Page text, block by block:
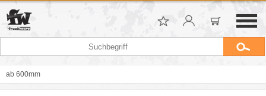
ab 600mm